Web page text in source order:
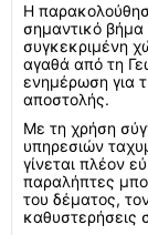
Η
σημαντικό βήμα
συγκεκριμένη
αγαθά από τη
ενημέρωση για
αποστολής.
Με τη χρήση
υπηρεσιών
γίνεται πλέον
παραλήπτες
του δέματος,
καθυστερήσεις